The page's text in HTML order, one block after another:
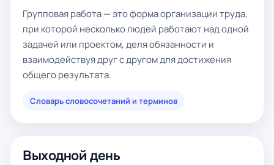
Групповая работа — это форма организации труда,
при которой несколько людей работают над одной
задачей или проектом, деля обязанности и
взаимодействуя друг с другом для достижения
общего результата.
Словарь словосочетаний и терминов
Выходной день